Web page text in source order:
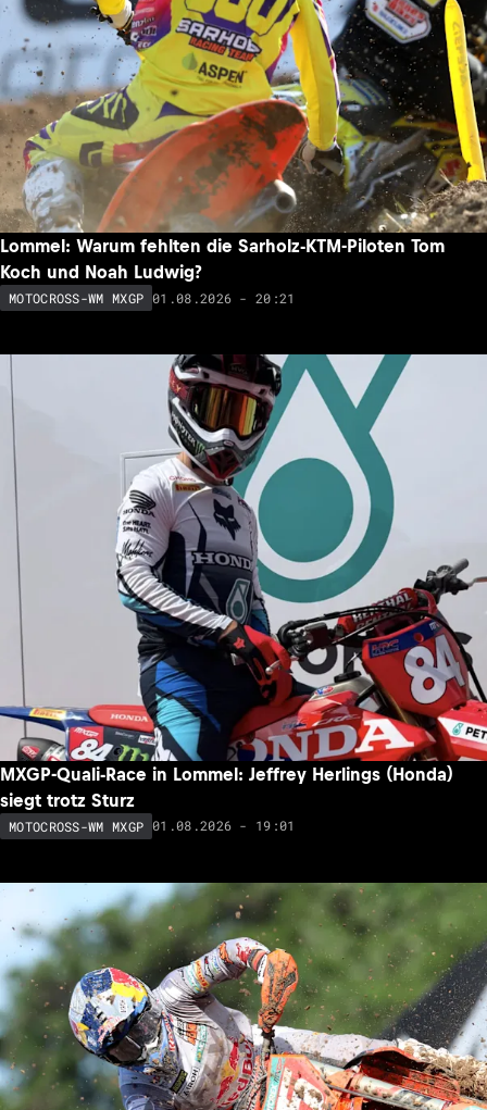
Lommel: Warum fehlten die Sarholz-KTM-Piloten Tom
Koch und Noah Ludwig?
MOTOCROSS-WM MXGP 01.08.2026 - 20:21
MXGP-Quali-Race in Lommel: Jeffrey Herlings (Honda)
siegt trotz Sturz
MOTOCROSS-WM MXGP 01.08.2026 - 19:01